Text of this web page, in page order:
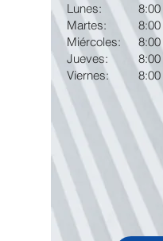
Lunes:
Martes:
Miércoles:
Jueves:
Viernes: